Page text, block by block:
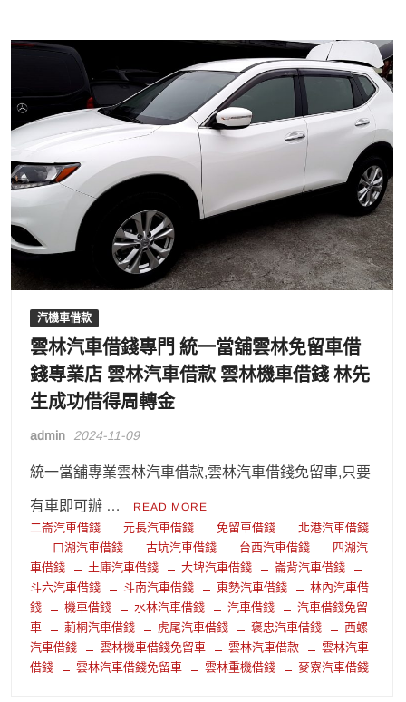
汽機車借款
雲林汽車借錢專門 統一當舖雲林免留車借
錢專業店 雲林汽車借款 雲林機車借錢 林先
生成功借得周轉金
admin 2024-11-09
統一當舖專業雲林汽車借款,雲林汽車借錢免留車,只要
有車即可辦 … READ MORE
二崙汽車借錢 元長汽車借錢 免留車借錢
北港汽車借錢
口湖汽車借錢
古坑汽車借錢 台西汽車借錢
四湖汽
車借錢
土庫汽車借錢 大埤汽車借錢
崙背汽車借錢
斗六汽車借錢
斗南汽車借錢 東勢汽車借錢
林內汽車借
錢
機車借錢 水林汽車借錢 汽車借錢
汽車借錢免留
車
莿桐汽車借錢 虎尾汽車借錢 褒忠汽車借錢
西螺
汽車借錢
雲林機車借錢免留車 雲林汽車借款
雲林汽車
借錢
雲林汽車借錢免留車 雲林重機借錢 麥寮汽車借錢